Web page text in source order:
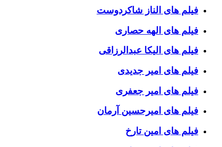
فیلم های الناز شاکردوست
فیلم های الهه حصاری
فیلم های الیکا عبدالرزاقی
فیلم های امیر جدیدی
فیلم های امیر جعفری
فیلم های امیرحسین آرمان
فیلم های امین تارخ